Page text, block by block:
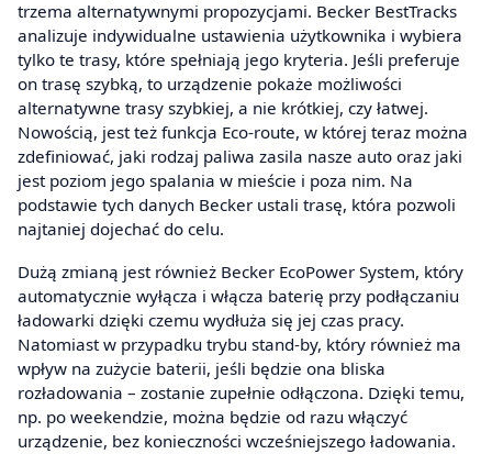
trzema alternatywnymi propozycjami. Becker BestTracks
analizuje indywidualne ustawienia użytkownika i wybiera
tylko te trasy, które spełniają jego kryteria. Jeśli preferuje
on trasę szybką, to urządzenie pokaże możliwości
alternatywne trasy szybkiej, a nie krótkiej, czy łatwej.
Nowością, jest też funkcja Eco-route, w której teraz można
zdefiniować, jaki rodzaj paliwa zasila nasze auto oraz jaki
jest poziom jego spalania w mieście i poza nim. Na
podstawie tych danych Becker ustali trasę, która pozwoli
najtaniej dojechać do celu.
Dużą zmianą jest również Becker EcoPower System, który
automatycznie wyłącza i włącza baterię przy podłączaniu
ładowarki dzięki czemu wydłuża się jej czas pracy.
Natomiast w przypadku trybu stand-by, który również ma
wpływ na zużycie baterii, jeśli będzie ona bliska
rozładowania – zostanie zupełnie odłączona. Dzięki temu,
np. po weekendzie, można będzie od razu włączyć
urządzenie, bez konieczności wcześniejszego ładowania.